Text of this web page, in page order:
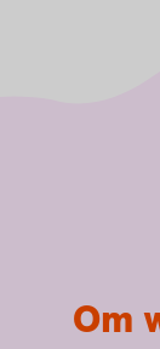
Om